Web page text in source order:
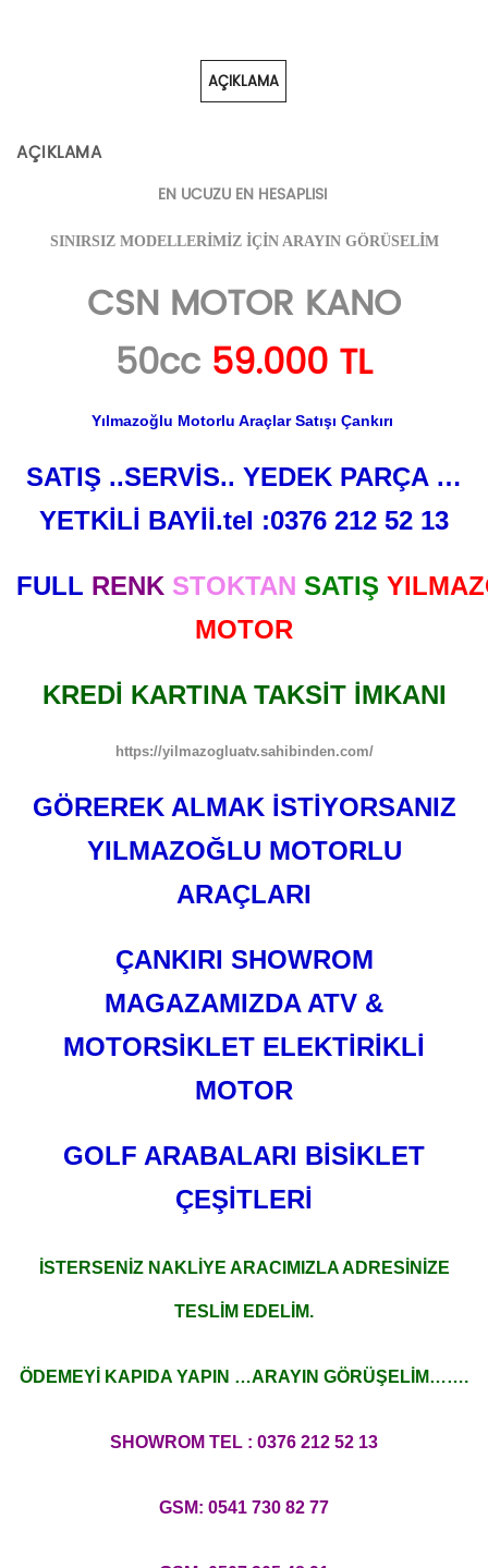
MOTORDA"
AÇIKLAMA
AÇIKLAMA
EN UCUZU EN HESAPLISI
SINIRSIZ MODELLERİMİZ İÇİN ARAYIN GÖRÜSELİM
CSN MOTOR KANO
50cc 59.000 TL
Yılmazoğlu Motorlu Araçlar Satışı Çankırı
SATIŞ ..SERVİS.. YEDEK PARÇA …
YETKİLİ BAYİİ.tel :0376 212 52 13
FULL RENK STOKTAN SATIŞ
MOTOR
KREDİ KARTINA TAKSİT İMKANI
https://yilmazogluatv.sahibinden.com/
GÖREREK ALMAK İSTİYORSANIZ
YILMAZOĞLU MOTORLU
ARAÇLARI
ÇANKIRI SHOWROM
MAGAZAMIZDA ATV &
MOTORSİKLET ELEKTİRİKLİ
MOTOR
GOLF ARABALARI BİSİKLET
ÇEŞİTLERİ
İSTERSENİZ NAKLİYE ARACIMIZLA ADRESİNİZE
TESLİM EDELİM.
ÖDEMEYİ KAPIDA YAPIN …ARAYIN GÖRÜŞELİM…….
SHOWROM TEL : 0376 212 52 13
GSM: 0541 730 82 77